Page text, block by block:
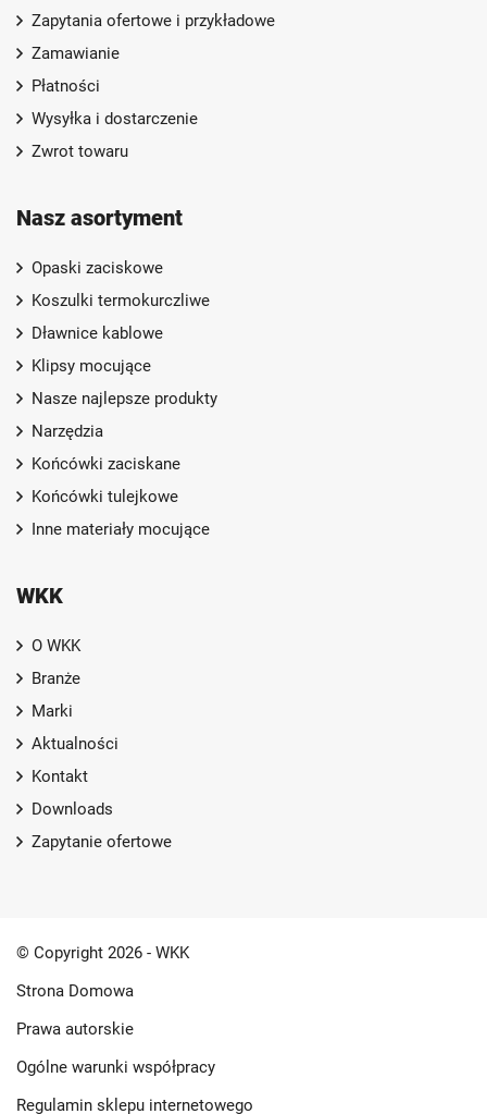
Zapytania ofertowe i przykładowe
Zamawianie
Płatności
Wysyłka i dostarczenie
Zwrot towaru
Nasz asortyment
Opaski zaciskowe
Koszulki termokurczliwe
Dławnice kablowe
Klipsy mocujące
Nasze najlepsze produkty
Narzędzia
Końcówki zaciskane
Końcówki tulejkowe
Inne materiały mocujące
WKK
O WKK
Branże
Marki
Aktualności
Kontakt
Downloads
Zapytanie ofertowe
© Copyright 2026 - WKK
Strona Domowa
Prawa autorskie
Ogólne warunki współpracy
Regulamin sklepu internetowego